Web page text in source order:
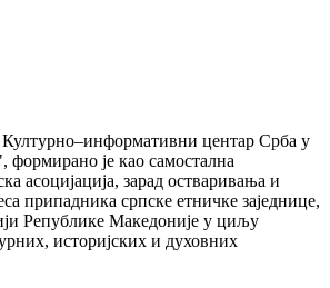
центар Срба у
је као самостална
асоцијација, зарад остваривања и
припадника српске етничке заједнице,
Републике Македоније у циљу
историјских и духовних